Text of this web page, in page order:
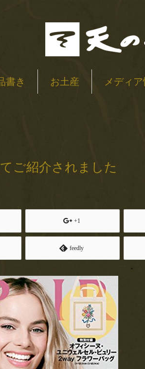
書き お土産 メディ
ご紹介されました
+1
feedly